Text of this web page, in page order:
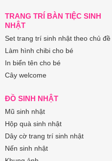
TRANG TRÍ BÀN TIỆC SINH
NHẬT
Set trang trí sinh nhật theo chủ đề
Làm hình chibi cho bé
In biển tên cho bé
Cây welcome
ĐỒ SINH NHẬT
Mũ sinh nhật
Hộp quà sinh nhật
Dây cờ trang trí sinh nhật
Nến sinh nhật